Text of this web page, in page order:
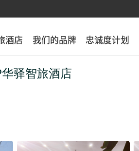
酒店 我们的品牌 忠诚度计划
酒店 我们的品牌 忠诚度计划
驿智旅酒店